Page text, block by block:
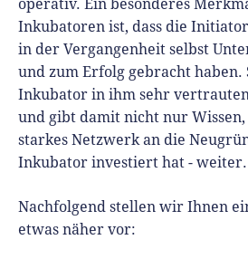
operativ. Ein besonderes
Inkubatoren ist, dass die
in der Vergangenheit selbst
und zum Erfolg gebracht
Inkubator in ihm sehr
und gibt damit nicht nur
starkes Netzwerk an die
Inkubator investiert hat - weiter.
Nachfolgend stellen wir Ihnen
etwas näher vor: